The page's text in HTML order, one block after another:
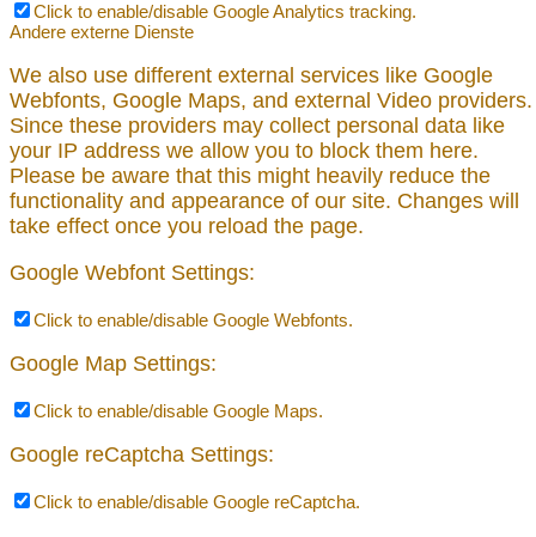
Click to enable/disable Google Analytics tracking.
Andere externe Dienste
We also use different external services like Google
Webfonts, Google Maps, and external Video providers.
Since these providers may collect personal data like
your IP address we allow you to block them here.
Please be aware that this might heavily reduce the
functionality and appearance of our site. Changes will
take effect once you reload the page.
Google Webfont Settings:
Click to enable/disable Google Webfonts.
Google Map Settings:
Click to enable/disable Google Maps.
Google reCaptcha Settings:
Click to enable/disable Google reCaptcha.